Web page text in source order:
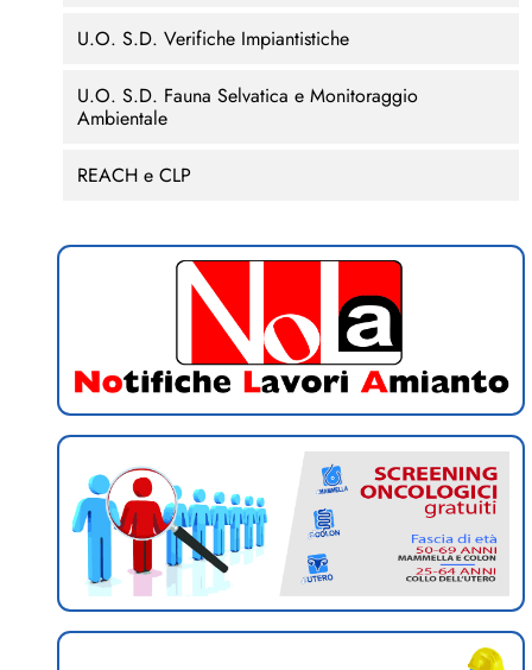
U.O. S.D. Verifiche Impiantistiche
U.O. S.D. Fauna Selvatica e Monitoraggio
Ambientale
REACH e CLP